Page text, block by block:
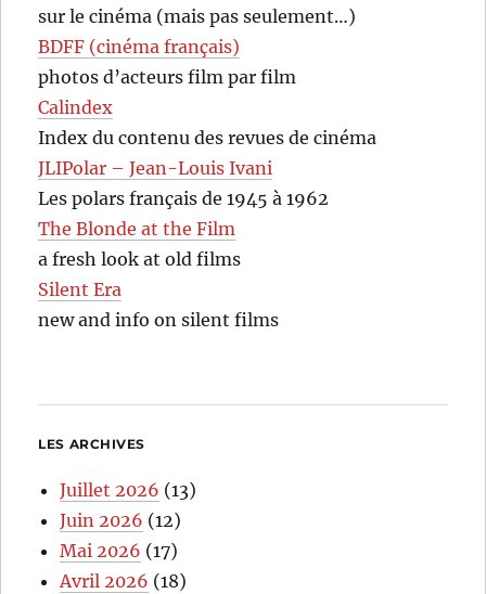
sur le cinéma (mais pas seulement…)
BDFF (cinéma français)
photos d’acteurs film par film
Calindex
Index du contenu des revues de cinéma
JLIPolar – Jean-Louis Ivani
Les polars français de 1945 à 1962
The Blonde at the Film
a fresh look at old films
Silent Era
new and info on silent films
LES ARCHIVES
Juillet 2026 (13)
Juin 2026 (12)
Mai 2026 (17)
Avril 2026 (18)